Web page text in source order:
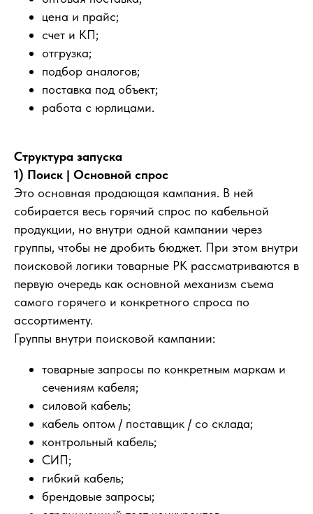
цена и прайс;
счет и КП;
отгрузка;
подбор аналогов;
поставка под объект;
работа с юрлицами.
Структура запуска
1) Поиск | Основной спрос
Это основная продающая кампания. В ней
собирается весь горячий спрос по кабельной
продукции, но внутри одной кампании через
группы, чтобы не дробить бюджет. При этом внутри
поисковой логики товарные РК рассматриваются в
первую очередь как основной механизм съема
самого горячего и конкретного спроса по
ассортименту.
Группы внутри поисковой кампании:
товарные запросы по конкретным маркам и
сечениям кабеля;
силовой кабель;
кабель оптом / поставщик / со склада;
контрольный кабель;
СИП;
гибкий кабель;
брендовые запросы;